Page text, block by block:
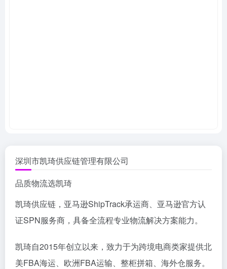
深圳市凯琦供应链管理有限公司
品质物流选凯琦
凯琦供应链，亚马逊ShipTrack承运商、亚马逊官方认
证SPN服务商，具备全流程专业物流解决方案能力。
凯琦自2015年创立以来，致力于为跨境电商类家提供北
美FBA海运、欧洲FBA运输、整柜拼箱、海外仓服务。